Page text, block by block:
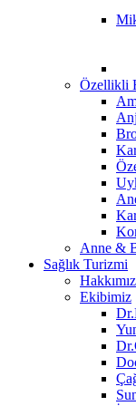
Özellikli
Anne &
Sağlık Turizmi
Ekibimiz